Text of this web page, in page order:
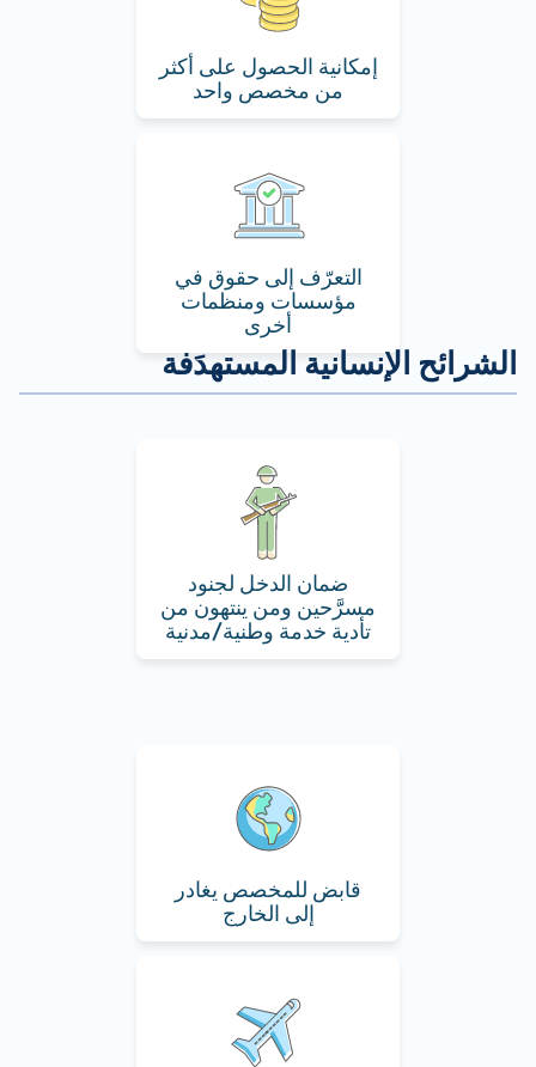
إمكانية الحصول على أكثر
من مخصص واحد
التعرّف إلى حقوق في
مؤسسات ومنظمات
أخرى
ضمان الدخل لجنود
مسرَّحين ومن ينتهون من
تأدية خدمة وطنية/مدنية
قابض للمخصص يغادر
إلى الخارج